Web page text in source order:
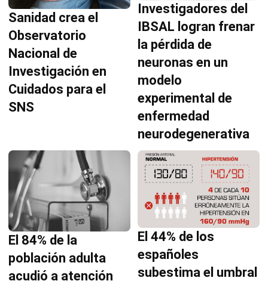
Sanidad crea el
Observatorio
Nacional de
Investigación en
Cuidados para el
SNS
Investigadores del
IBSAL logran frenar
la pérdida de
neuronas en un
modelo
experimental de
enfermedad
neurodegenerativa
El 84% de la
población adulta
acudió a atención
El 44% de los
españoles
subestima el umbral